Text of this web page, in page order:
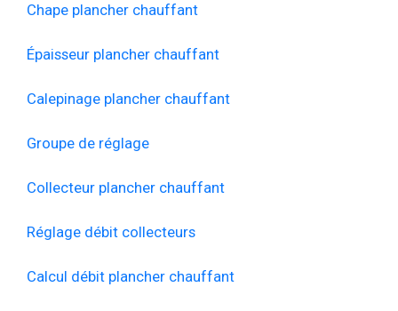
Chape plancher chauffant
Épaisseur plancher chauffant
Calepinage plancher chauffant
Groupe de réglage
Collecteur plancher chauffant
Réglage débit collecteurs
Calcul débit plancher chauffant